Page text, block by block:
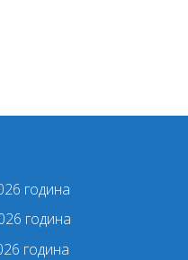
година
година
година